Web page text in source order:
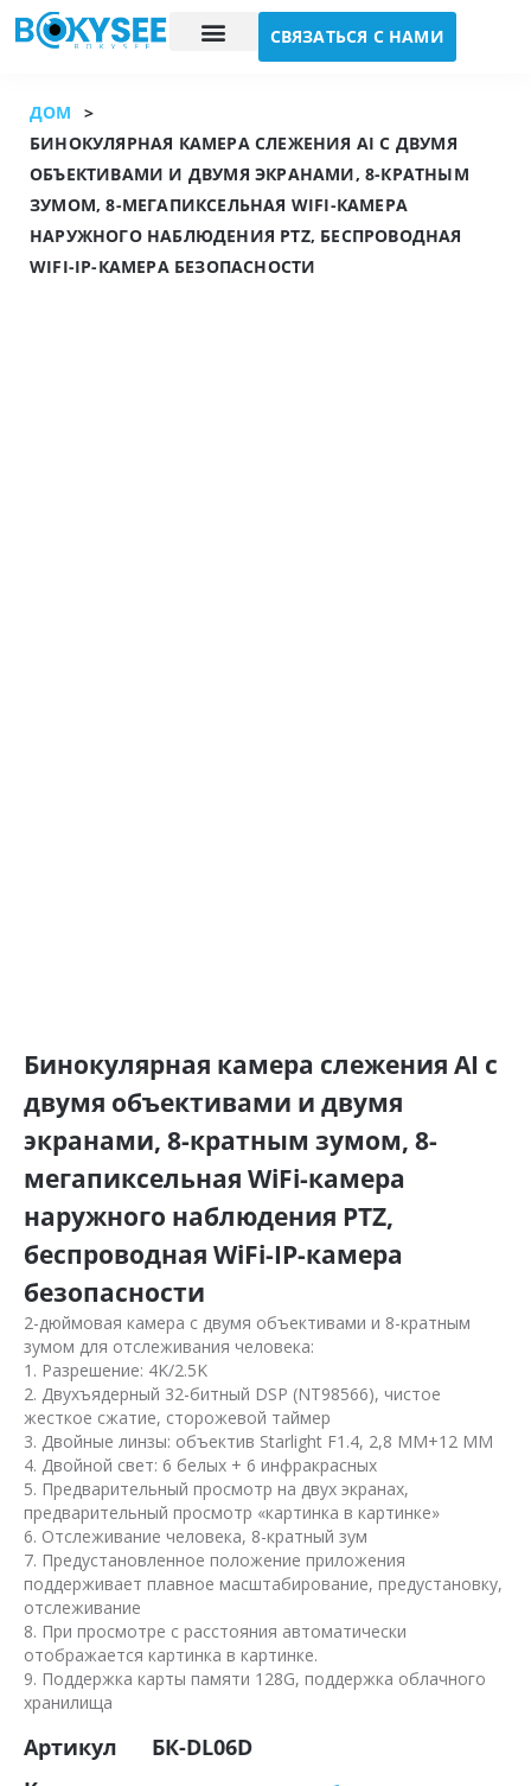
СВЯЗАТЬСЯ С НАМИ
ДОМ
>
БИНОКУЛЯРНАЯ КАМЕРА СЛЕЖЕНИЯ AI С ДВУМЯ
ОБЪЕКТИВАМИ И ДВУМЯ ЭКРАНАМИ, 8-КРАТНЫМ
ЗУМОМ, 8-МЕГАПИКСЕЛЬНАЯ WIFI-КАМЕРА
НАРУЖНОГО НАБЛЮДЕНИЯ PTZ, БЕСПРОВОДНАЯ
WIFI-IP-КАМЕРА БЕЗОПАСНОСТИ
Бинокулярная камера слежения AI с
двумя объективами и двумя
экранами, 8-кратным зумом, 8-
мегапиксельная WiFi-камера
наружного наблюдения PTZ,
беспроводная WiFi-IP-камера
безопасности
2-дюймовая камера с двумя объективами и 8-кратным
зумом для отслеживания человека:
1. Разрешение: 4K/2.5K
2. Двухъядерный 32-битный DSP (NT98566), чистое
жесткое сжатие, сторожевой таймер
3. Двойные линзы: объектив Starlight F1.4, 2,8 ММ+12 ММ
4. Двойной свет: 6 белых + 6 инфракрасных
5. Предварительный просмотр на двух экранах,
предварительный просмотр «картинка в картинке»
6. Отслеживание человека, 8-кратный зум
7. Предустановленное положение приложения
поддерживает плавное масштабирование, предустановку,
отслеживание
8. При просмотре с расстояния автоматически
отображается картинка в картинке.
9. Поддержка карты памяти 128G, поддержка облачного
хранилища
Артикул
БК-DL06D